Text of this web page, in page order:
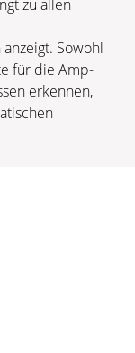
zu allen
Sowohl
für die Amp-
erkennen,